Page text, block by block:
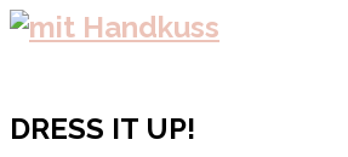
DRESS IT UP!